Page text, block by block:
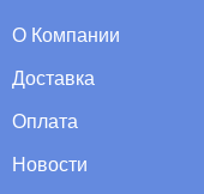
О Компании
Доставка
Оплата
Новости